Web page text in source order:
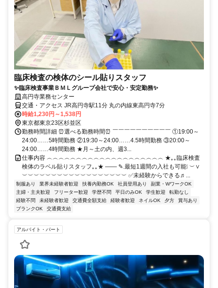
臨床検査の検体のシール貼りスタッフ
✨臨床検査事業ＢＭＬグループ会社で安心・安定勤務✨
高円寺業務センター
交通・アクセス JR高円寺駅11分 丸の内線東高円寺7分
時給1,230円～1,538円
東京都東京23区杉並区
勤務時間詳細 ⏰選べる勤務時間⏰ ￣￣￣￣￣￣￣￣￣￣ ①19:00～
24:00……5時間勤務 ②19:30～24:00……4.5時間勤務 ③20:00～
24:00……4時間勤務 ★月～土の内、週3...
仕事内容 ︵︵︵︵︵︵︵︵︵︵︵︵︵︵︵︵︵︵︵︵ ★｡｡臨床検査
検体のラベル貼りスタッフ｡｡★ ―― ✎.最短1週間の入社も可能❕ ︶∨
︶︶︶︶︶︶︶︶︶︶︶︶︶︶︶︶︶︶ ✅未経験からできる♬...
制服あり 業界未経験者歓迎 扶養内勤務OK 社員登用あり
副業・WワークOK
主婦・主夫歓迎
フリーター歓迎 学歴不問 平日のみOK 学生歓迎
転勤なし
経験不問
未経験者歓迎 交通費全額支給 経験者歓迎 ネイルOK 夕方
賞与あり
ブランクOK
交通費支給
アルバイト・パート